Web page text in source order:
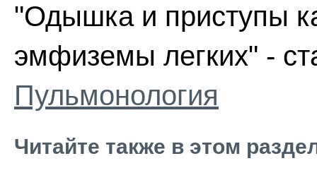
"Одышка и приступы
эмфиземы легких" -
Пульмонология
Читайте также в этом